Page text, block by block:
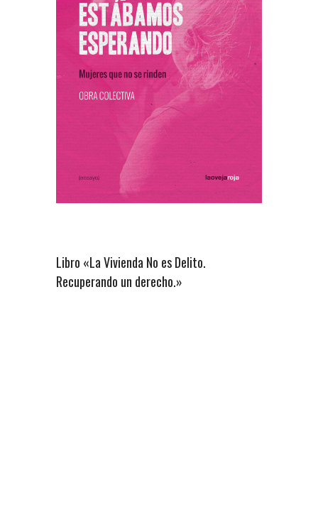
Libro «La Vivienda No es Delito.
Recuperando un derecho.»